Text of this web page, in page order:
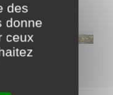
des
donne
ceux